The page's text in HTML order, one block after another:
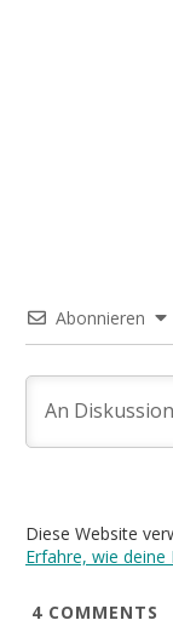
Abonnieren
Diese Website
Erfahre, wie
4 COMMENTS